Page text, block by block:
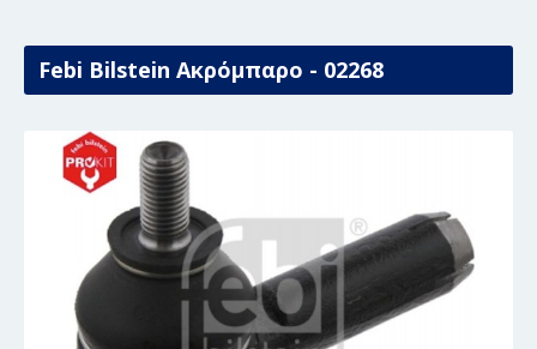
Febi Bilstein Ακρόμπαρο - 02268